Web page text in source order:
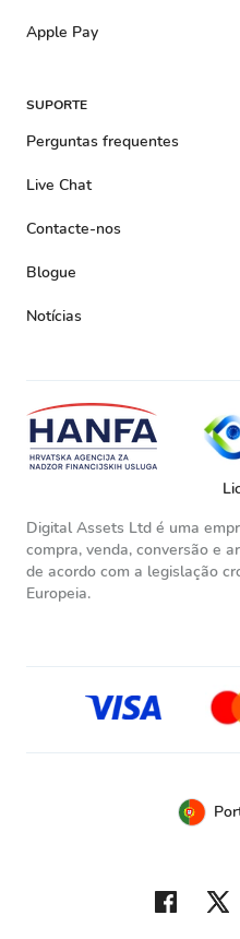
Apple Pay
SUPORTE
Perguntas frequentes
Live Chat
Contacte-nos
Blogue
Notícias
Digital Assets Ltd é uma
compra, venda, conversão e
de acordo com a legislação
Europeia.